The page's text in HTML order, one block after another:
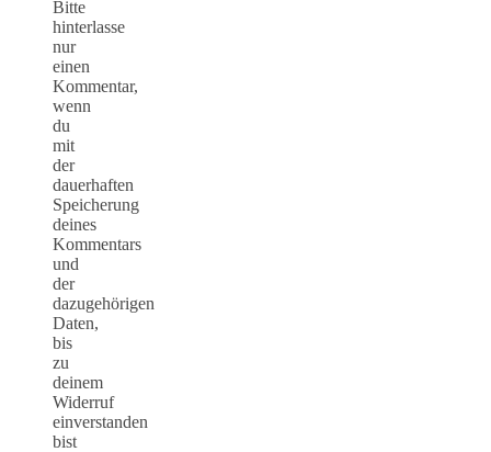
Bitte
hinterlasse
nur
einen
Kommentar,
wenn
du
mit
der
dauerhaften
Speicherung
deines
Kommentars
und
der
dazugehörigen
Daten,
bis
zu
deinem
Widerruf
einverstanden
bist